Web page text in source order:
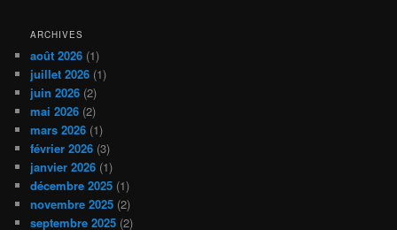
ARCHIVES
août 2026 (1)
juillet 2026 (1)
juin 2026 (2)
mai 2026 (2)
mars 2026 (1)
février 2026 (3)
janvier 2026 (1)
décembre 2025 (1)
novembre 2025 (2)
septembre 2025 (2)